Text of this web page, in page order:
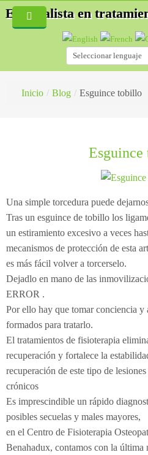
Servicios
Lesiones deportivas
Acupuntura
Fisioterapia
Contracturas
Migrañas
Tendinitis
¿Cómo es una consulta de
Osteopatía
¿Qué es la esteopatía?
¿Cómo trata un osteópata?
¿Cuándo acudir a un osteópata?
Osteopatía pedriática
¿Con qué edad puede ir el
¿Qué tipo de síntomas ha de
Osteopatía en el embarazo
Osteopatía deportiva
Osteopatía en las artes y la
Patologías
Masaje Terapéutico
Drenaje Linfático manual
Flexión-distracción Lumbar
Readaptación deportiva
Fibrolisis diacutanea
Ecografía
Especialista en
Inicio / Blog / Esguince tobillo
Una simple torcedura puede
Tras un esguince de tobillo los
un estiramiento excesivo a veces
mecanismos de protección de esta
es más fácil volver a torcerselo.
Dejadlo en mano de las
ERROR .
Por ello hay que tomar conciencia
formados para tratarlo.
El tratamientos de fisioterapia
recuperación y fortalece la
recuperación de este tipo de
crónicos
Es imprescindible un rápido
posibles secuelas y males mayores,
en el Centro de Fisioterapia
Benahadux, contamos con la última